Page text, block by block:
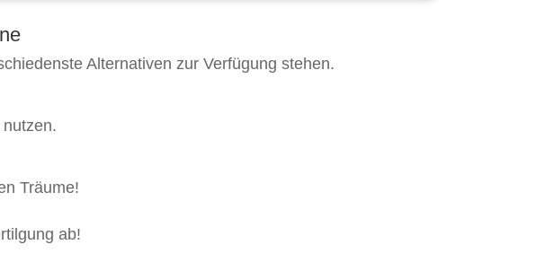
Alternativen zur Verfügung stehen.
Träume!
ab!